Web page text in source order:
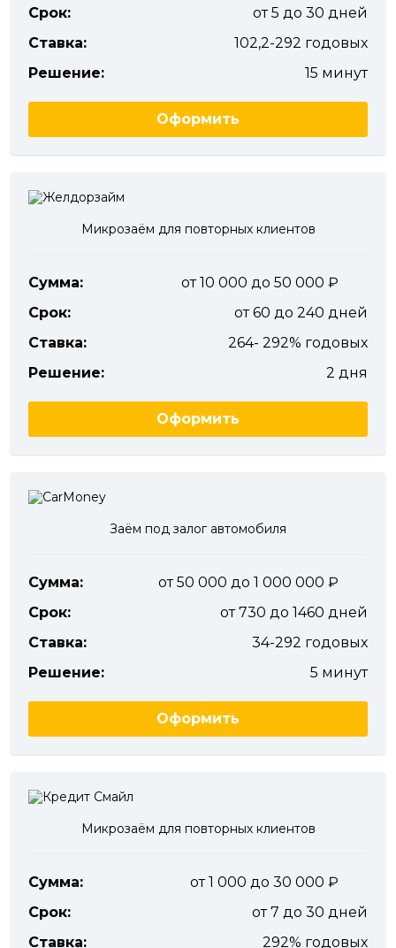
Срок:
от 5 до 30 дней
Ставка:
102,2-292 годовых
Решение:
15 минут
Оформить
Микрозаём для повторных клиентов
Сумма:
от 10 000 до 50 000
Срок:
от 60 до 240 дней
Ставка:
264- 292% годовых
Решение:
2 дня
Оформить
Заём под залог автомобиля
Сумма:
от 50 000 до 1 000 000
Срок:
от 730 до 1460 дней
Ставка:
34-292 годовых
Решение:
5 минут
Оформить
Микрозаём для повторных клиентов
Сумма:
от 1 000 до 30 000
Срок:
от 7 до 30 дней
Ставка:
292% годовых